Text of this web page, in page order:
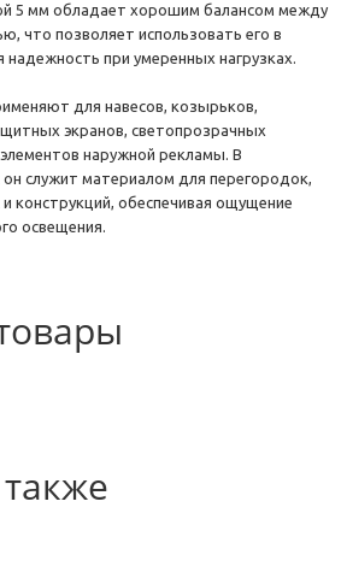
5 мм обладает хорошим балансом между
что позволяет использовать его в
надежность при умеренных нагрузках.
для навесов, козырьков,
экранов, светопрозрачных
наружной рекламы. В
служит материалом для перегородок,
конструкций, обеспечивая ощущение
освещения.